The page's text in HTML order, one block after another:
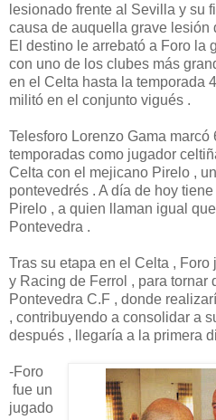
lesionado frente al Sevilla y su
causa de auquella grave lesión
El destino le arrebató a Foro la
con uno de los clubes más
en el Celta hasta la temporada
militó en el conjunto vigués .
Telesforo Lorenzo Gama marcó
temporadas como jugador
Celta con el mejicano Pirelo ,
pontevedrés . A día de hoy
Pirelo , a quien llaman igual
Pontevedra .
Tras su etapa en el Celta ,
y Racing de Ferrol , para tornar
Pontevedra C.F , donde
, contribuyendo a consolidar a
después , llegaría a la primera
-Foro
fue un
jugado